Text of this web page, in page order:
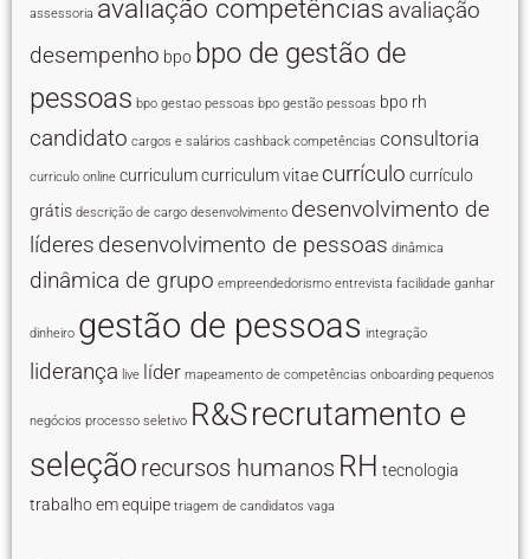
assessoria avaliação competências avaliação
desempenho bpo bpo de gestão de
pessoas bpo gestao pessoas bpo gestão pessoas bpo rh
candidato cargos e salários cashback competências consultoria
curriculo online curriculumcurriculum vitae currículo currículo
grátis descrição de cargo desenvolvimento desenvolvimento de
líderes desenvolvimento de pessoas dinâmica
dinâmica de grupo empreendedorismo entrevista facilidade ganhar
dinheiro gestão de pessoas integração
liderança live líder mapeamento de competências onboarding pequenos
negócios processo seletivo R&Srecrutamento e
seleção recursos humanos RH tecnologia
trabalho em equipe triagem de candidatos vaga